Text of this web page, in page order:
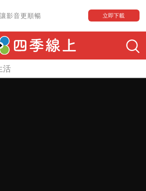
影音更順暢 立即下載
活